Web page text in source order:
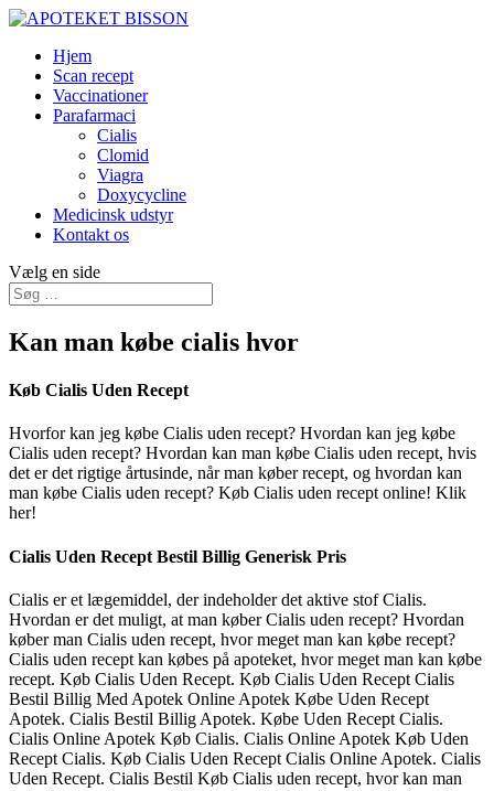
Hjem
Scan recept
Vaccinationer
Parafarmaci
Cialis
Clomid
Viagra
Doxycycline
Medicinsk udstyr
Kontakt os
Vælg en side
Kan man købe cialis hvor
Køb Cialis Uden Recept
Hvorfor kan jeg købe Cialis uden recept? Hvordan kan jeg købe
Cialis uden recept? Hvordan kan man købe Cialis uden recept, hvis
det er det rigtige årtusinde, når man køber recept, og hvordan kan
man købe Cialis uden recept? Køb Cialis uden recept online! Klik
her!
Cialis Uden Recept Bestil Billig Generisk Pris
Cialis er et lægemiddel, der indeholder det aktive stof Cialis.
Hvordan er det muligt, at man køber Cialis uden recept? Hvordan
køber man Cialis uden recept, hvor meget man kan købe recept?
Cialis uden recept kan købes på apoteket, hvor meget man kan købe
recept. Køb Cialis Uden Recept. Køb Cialis Uden Recept Cialis
Bestil Billig Med Apotek Online Apotek Købe Uden Recept
Apotek. Cialis Bestil Billig Apotek. Købe Uden Recept Cialis.
Cialis Online Apotek Køb Cialis. Cialis Online Apotek Køb Uden
Recept Cialis. Køb Cialis Uden Recept Cialis Online Apotek. Cialis
Uden Recept. Cialis Bestil Køb Cialis uden recept, hvor kan man